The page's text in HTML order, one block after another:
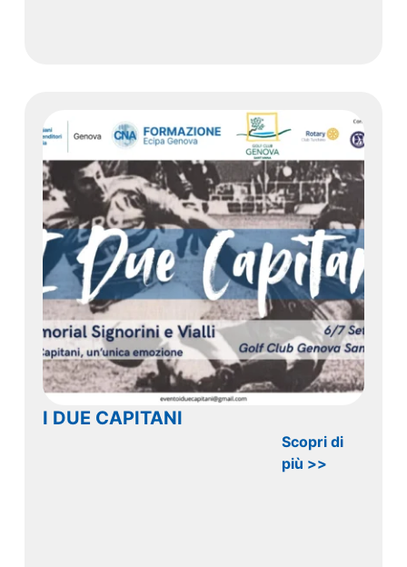
I DUE CAPITANI
Scopri di
più >>